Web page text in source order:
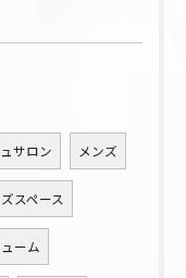
サロン メンズ
スペース
ーム